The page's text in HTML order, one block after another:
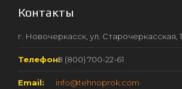
Контакты
г. Новочеркасск, ул. Старочеркасская, 1
Телефон:8 (800) 700-22-61
Email: info@tehnoprok.com